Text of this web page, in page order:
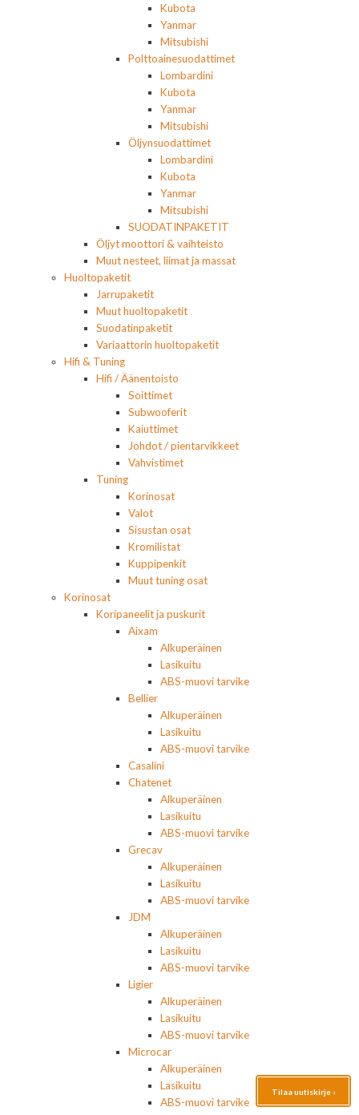
Kubota
Yanmar
Mitsubishi
Polttoainesuodattimet
Lombardini
Kubota
Yanmar
Mitsubishi
Öljynsuodattimet
Lombardini
Kubota
Yanmar
Mitsubishi
SUODATINPAKETIT
Öljyt moottori & vaihteisto
Muut nesteet, liimat ja massat
Huoltopaketit
Jarrupaketit
Muut huoltopaketit
Suodatinpaketit
Variaattorin huoltopaketit
Hifi & Tuning
Hifi / Äänentoisto
Soittimet
Subwooferit
Kaiuttimet
Johdot / pientarvikkeet
Vahvistimet
Tuning
Korinosat
Valot
Sisustan osat
Kromilistat
Kuppipenkit
Muut tuning osat
Korinosat
Koripaneelit ja puskurit
Aixam
Alkuperäinen
Lasikuitu
ABS-muovi tarvike
Bellier
Alkuperäinen
Lasikuitu
ABS-muovi tarvike
Casalini
Chatenet
Alkuperäinen
Lasikuitu
ABS-muovi tarvike
Grecav
Alkuperäinen
Lasikuitu
ABS-muovi tarvike
JDM
Alkuperäinen
Lasikuitu
ABS-muovi tarvike
Ligier
Alkuperäinen
Lasikuitu
ABS-muovi tarvike
Microcar
Alkuperäinen
Lasikuitu
ABS-muovi tarvike
Tilaa uutiskirje ›